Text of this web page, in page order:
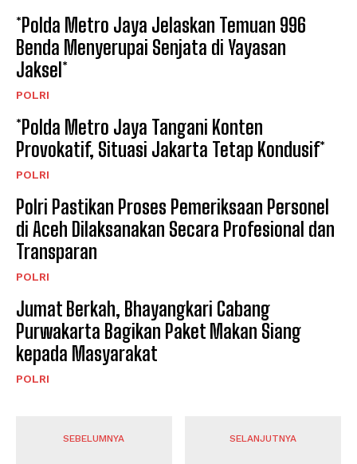
*Polda Metro Jaya Jelaskan Temuan 996
Benda Menyerupai Senjata di Yayasan
Jaksel*
POLRI
*Polda Metro Jaya Tangani Konten
Provokatif, Situasi Jakarta Tetap Kondusif*
POLRI
Polri Pastikan Proses Pemeriksaan Personel
di Aceh Dilaksanakan Secara Profesional dan
Transparan
POLRI
Jumat Berkah, Bhayangkari Cabang
Purwakarta Bagikan Paket Makan Siang
kepada Masyarakat
POLRI
SEBELUMNYA SELANJUTNYA